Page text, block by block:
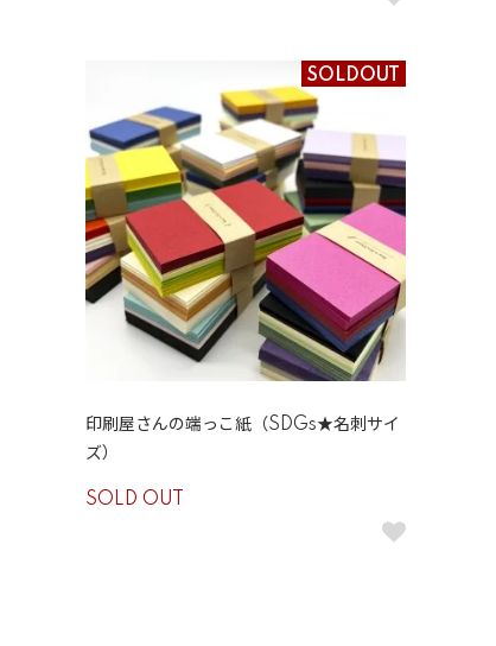
SOLDOUT
印刷屋さんの端っこ紙（SDGs★名刺サイ
ズ）
SOLD OUT